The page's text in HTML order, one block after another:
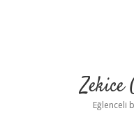
Zekice
Eğlenceli